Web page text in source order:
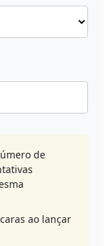
de
ao lançar